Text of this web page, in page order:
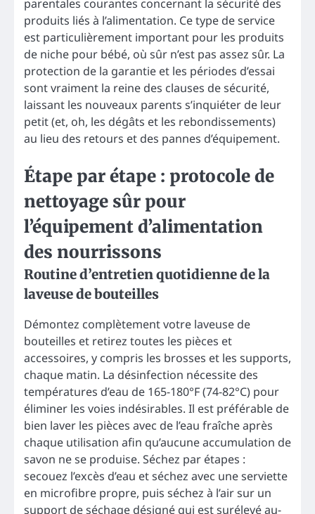
parentales courantes concernant la sécurité des
produits liés à l’alimentation. Ce type de service
est particulièrement important pour les produits
de niche pour bébé, où sûr n’est pas assez sûr. La
protection de la garantie et les périodes d’essai
sont vraiment la reine des clauses de sécurité,
laissant les nouveaux parents s’inquiéter de leur
petit (et, oh, les dégâts et les rebondissements)
au lieu des retours et des pannes d’équipement.
Étape par étape : protocole de
nettoyage sûr pour
l’équipement d’alimentation
des nourrissons
Routine d’entretien quotidienne de la
laveuse de bouteilles
Démontez complètement votre laveuse de
bouteilles et retirez toutes les pièces et
accessoires, y compris les brosses et les supports,
chaque matin. La désinfection nécessite des
températures d’eau de 165-180°F (74-82°C) pour
éliminer les voies indésirables. Il est préférable de
bien laver les pièces avec de l’eau fraîche après
chaque utilisation afin qu’aucune accumulation de
savon ne se produise. Séchez par étapes :
secouez l’excès d’eau et séchez avec une serviette
en microfibre propre, puis séchez à l’air sur un
support de séchage désigné qui est surélevé au-